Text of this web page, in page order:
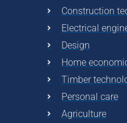
Construction
Electrical
Design
Home
Timber
Personal care
Agriculture